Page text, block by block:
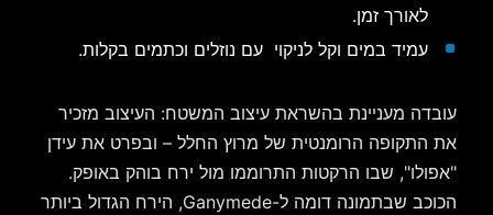
לאורך זמן.
עמיד במים וקל לניקוי עם נוזלים וכתמים בקלות.
עובדה מעניינת בהשראת עיצוב המשטח: העיצוב מזכיר
את התקופה הרומנטית של מרוץ החלל – ובפרט את עידן
"אפולו", שבו הרקטות התרוממו מול ירח בוהק באופק.
הכוכב שבתמונה דומה ל-Ganymede, הירח הגדול ביותר